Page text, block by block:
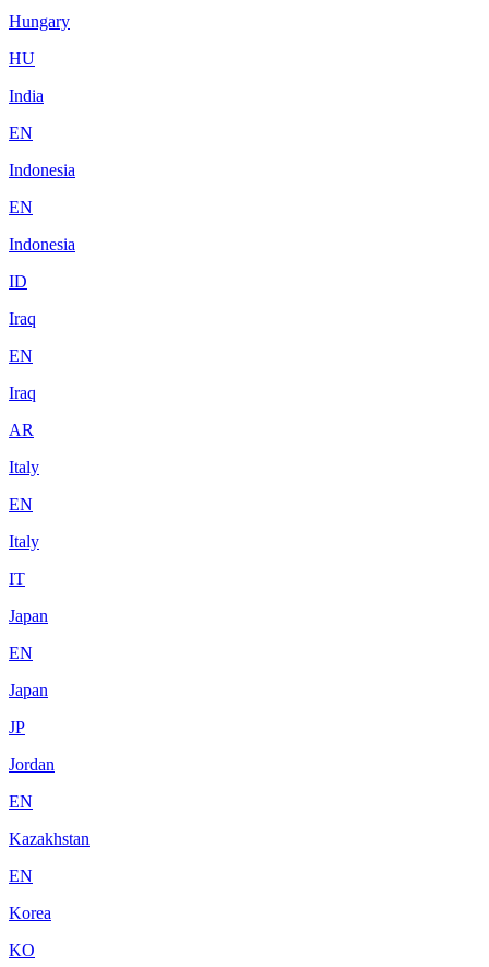
Hungary
HU
India
EN
Indonesia
EN
Indonesia
ID
Iraq
EN
Iraq
AR
Italy
EN
Italy
IT
Japan
EN
Japan
JP
Jordan
EN
Kazakhstan
EN
Korea
KO